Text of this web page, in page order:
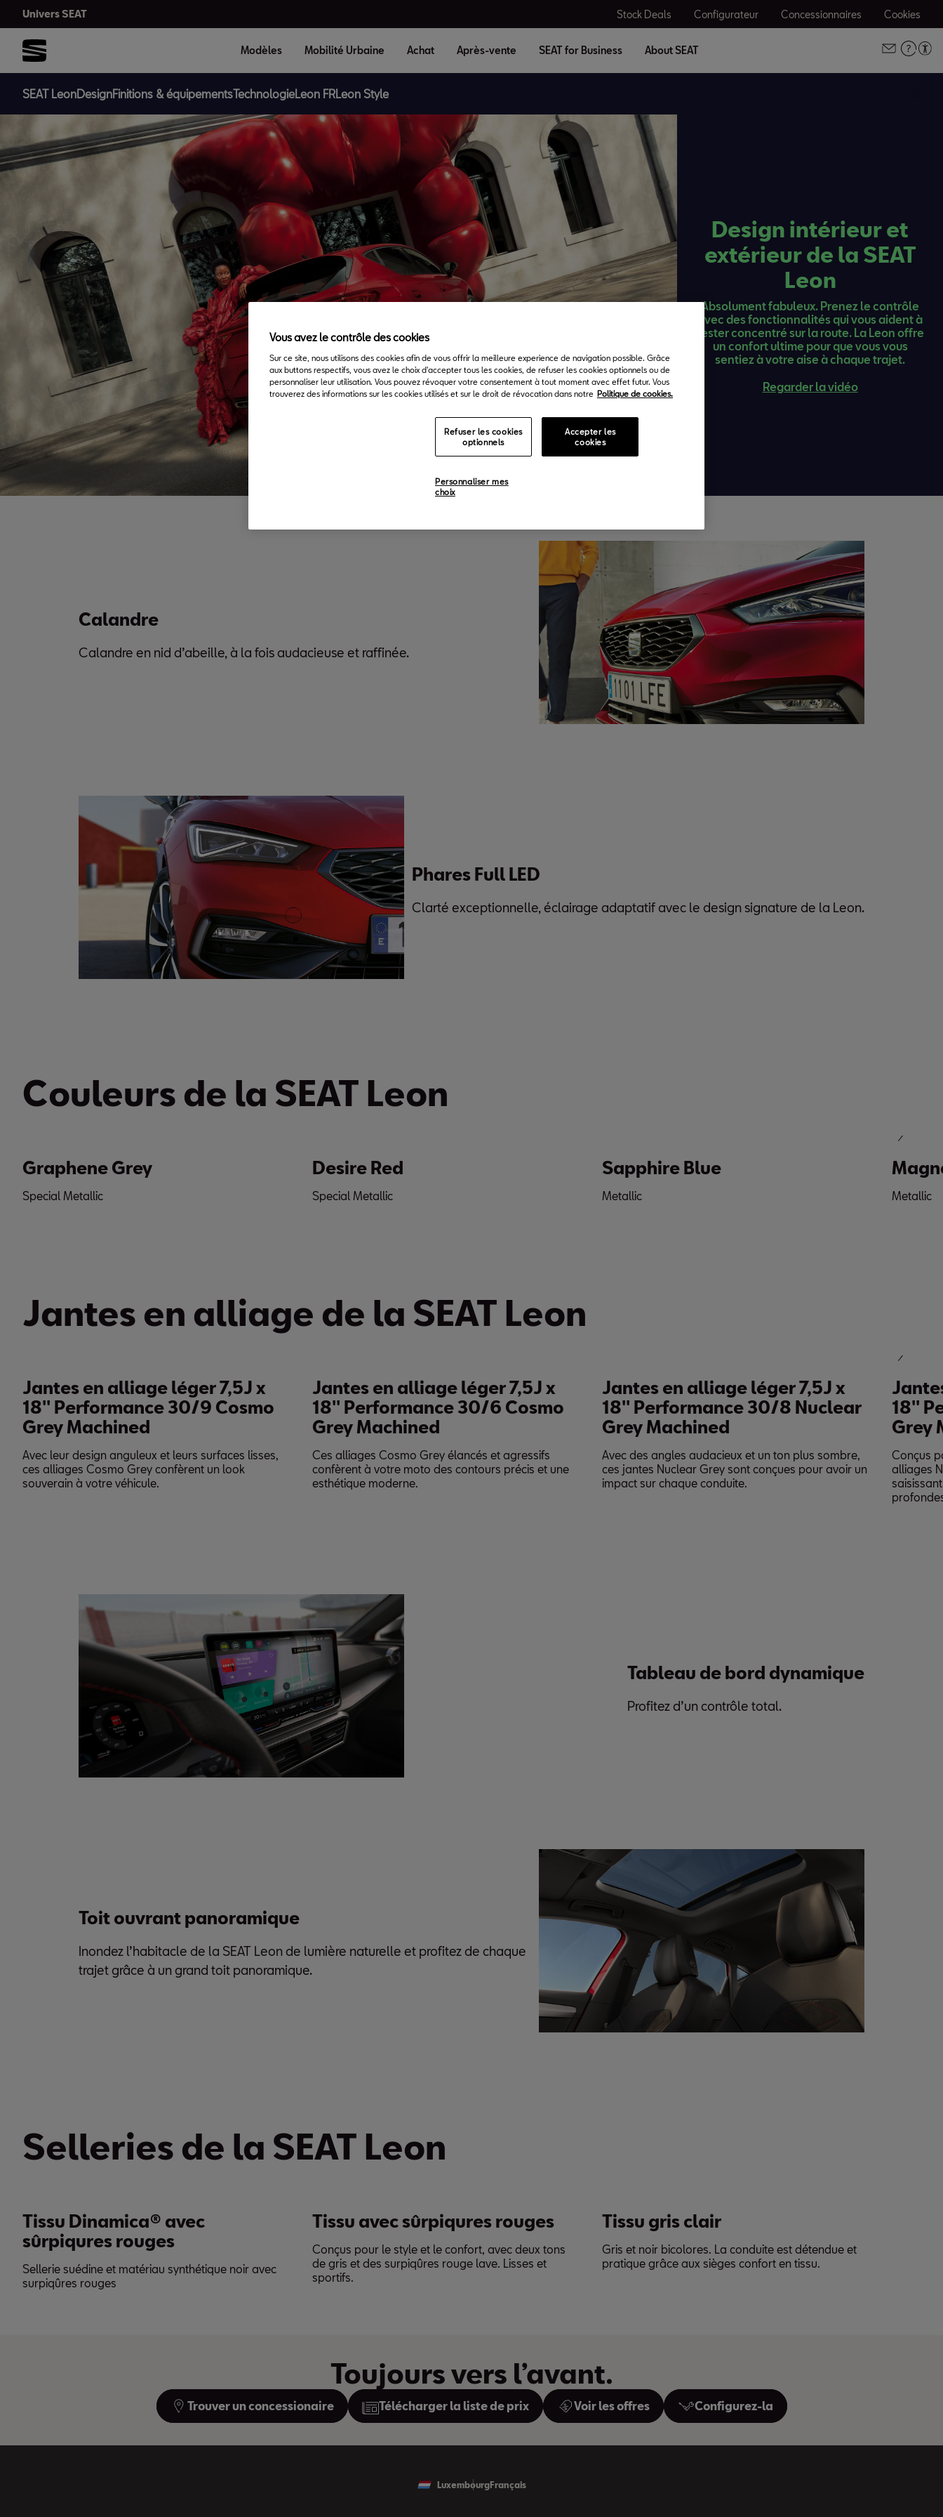
Univers SEAT Stock Deals Configurateur Concessionnaires Cookies
Modèles Mobilité Urbaine Achat Après-vente SEAT for Business About SEAT
SEAT LeonDesignFinitions & équipementsTechnologieLeon FRLeon Style
Design intérieur et
extérieur de la SEAT
Leon
Absolument fabuleux. Prenez le contrôle
avec des fonctionnalités qui vous aident à
rester concentré sur la route. La Leon offre
un confort ultime pour que vous vous
sentiez à votre aise à chaque trajet.
Regarder la vidéo
Calandre
Calandre en nid d’abeille, à la fois audacieuse et raffinée.
Phares Full LED
Clarté exceptionnelle, éclairage adaptatif avec le design signature de la Leon.
Couleurs de la SEAT Leon
Graphene Grey
Special Metallic
Desire Red
Special Metallic
Sapphire Blue
Metallic Metallic
Jantes en alliage de la SEAT Leon
Jantes en alliage léger 7,5J x
18'' Performance 30/9 Cosmo
Grey Machined
Avec leur design anguleux et leurs surfaces lisses,
ces alliages Cosmo Grey confèrent un look
souverain à votre véhicule.
Jantes en alliage léger 7,5J x
18'' Performance 30/6 Cosmo
Grey Machined
Ces alliages Cosmo Grey élancés et agressifs
confèrent à votre moto des contours précis et une
esthétique moderne.
Jantes en alliage léger 7,5J x
18'' Performance 30/8 Nuclear
Grey Machined
Avec des angles audacieux et un ton plus sombre,
ces jantes Nuclear Grey sont conçues pour avoir un
impact sur chaque conduite.
Jantes
18''
Grey
Conçus
alliages
saisissant
profondes.
Tableau de bord dynamique
Profitez d’un contrôle total.
Toit ouvrant panoramique
Inondez l’habitacle de la SEAT Leon de lumière naturelle et profitez de chaque
trajet grâce à un grand toit panoramique.
Selleries de la SEAT Leon
Tissu Dinamica® avec
sûrpiqures rouges
Sellerie suédine et matériau synthétique noir avec
surpiqûres rouges
Tissu avec sûrpiqures rouges
Conçus pour le style et le confort, avec deux tons
de gris et des surpiqûres rouge lave. Lisses et
sportifs.
Tissu gris clair
Gris et noir bicolores. La conduite est détendue et
pratique grâce aux sièges confort en tissu.
Toujours vers l’avant.
Trouver un concessionaire Télécharger la liste de prix Voir les offres Configurez-la
LuxembourgFrançais
Vous avez le contrôle des cookies
Sur ce site, nous utilisons des cookies afin de vous offrir la meilleure experience de navigation possible. Grâce
aux buttons respectifs, vous avez le choix d'accepter tous les cookies, de refuser les cookies optionnels ou de
personnaliser leur utilisation. Vous pouvez révoquer votre consentement à tout moment avec effet futur. Vous
trouverez des informations sur les cookies utilisés et sur le droit de révocation dans notre Politique de cookies.
Refuser les cookies
optionnels
Accepter les
cookies
Personnaliser mes
choix